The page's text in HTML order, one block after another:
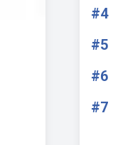
#4
#5
#6
#7